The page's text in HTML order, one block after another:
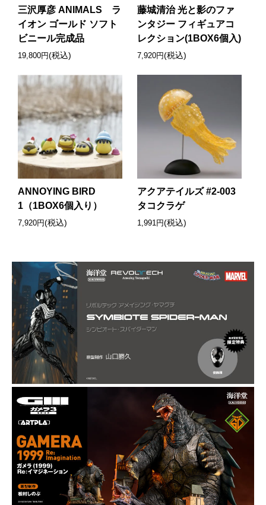
三沢厚彦 ANIMALS ラ
イオン ゴールド ソフト
ビニール完成品
19,800円(税込)
藤城清治 光と影のファ
ンタジー フィギュアコ
レクション(1BOX6個入)
7,920円(税込)
ANNOYING BIRD
1（1BOX6個入り）
7,920円(税込)
アクアテイルズ #2-003
タコクラゲ
1,991円(税込)